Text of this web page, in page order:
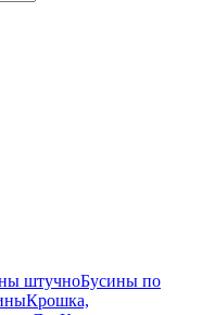
штучноБусины по
Крошка,